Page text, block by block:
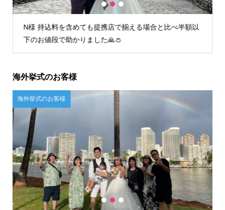
I様 初回フィッティング時からとても丁寧な接客で安心
してお任せすることができました。
1 2 3
海外挙式のお客様
ご自宅試着のお客様
1 2 3